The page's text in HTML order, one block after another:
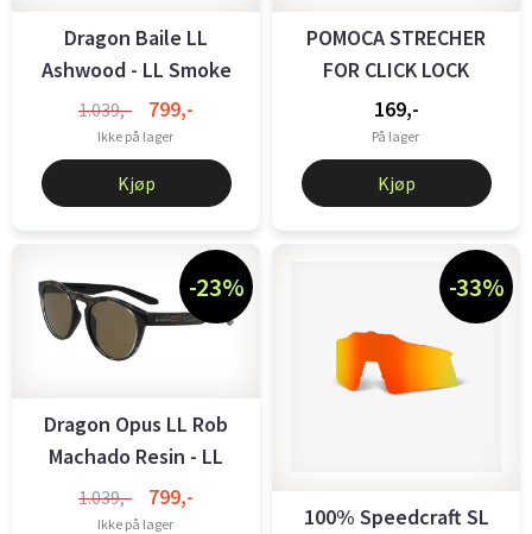
Dragon Baile LL
Ashwood - LL Smoke
1.039,- 799,-
Ikke på lager
Kjøp
POMOCA STRECHER
FOR CLICK LOCK
169,-
På lager
Kjøp
-23%
Dragon Opus LL Rob
Machado Resin - LL
Brown
1.039,- 799,-
Ikke på lager
-33%
100% Speedcraft SL